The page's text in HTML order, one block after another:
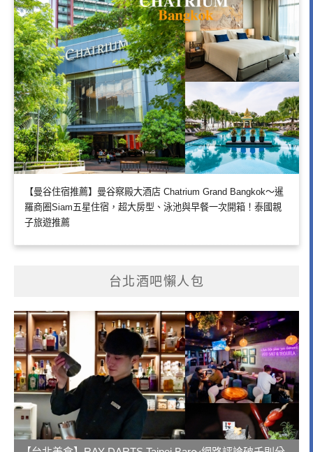
【曼谷住宿推薦】曼谷察殿大酒店 Chatrium Grand Bangkok～暹
羅商圈Siam五星住宿，超大房型、泳池與早餐一次開箱！泰國親
子旅遊推薦
台北酒吧懶人包